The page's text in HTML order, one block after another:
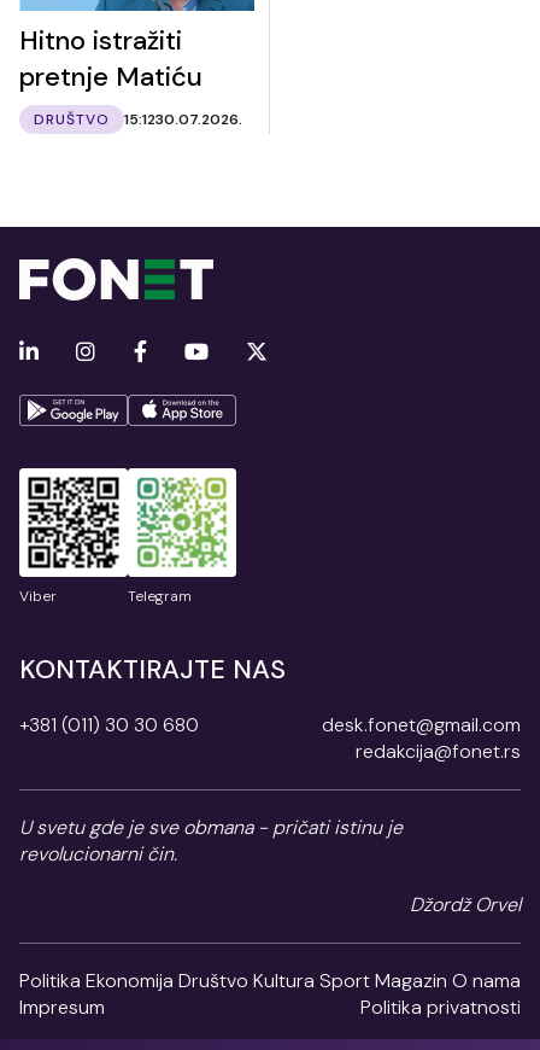
Hitno istražiti
pretnje Matiću
DRUŠTVO 15:1230.07.2026.
Viber Telegram
KONTAKTIRAJTE NAS
+381 (011) 30 30 680
desk.fonet@gmail.com
redakcija@fonet.rs
U svetu gde je sve obmana - pričati istinu je
revolucionarni čin.
Džordž Orvel
Politika Ekonomija Društvo Kultura SportMagazin O nama
Impresum
Politika privatnosti